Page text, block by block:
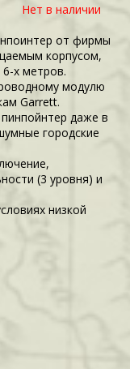
Нет в наличии
от фирмы
корпусом,
х метров.
модулю
Garrett.
даже в
городские
(3 уровня) и
низкой